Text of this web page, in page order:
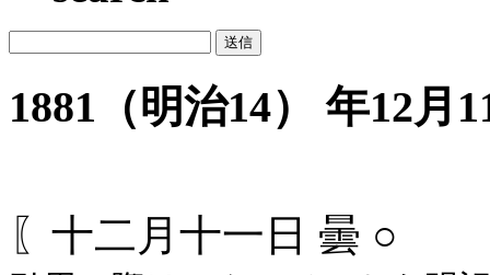
1881（明治14） 年12月
〖十二月十一日 曇 ○